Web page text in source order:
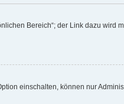
Bereich“; der Link dazu wird
einschalten, können nur